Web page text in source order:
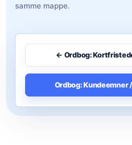
samme mappe.
← Ordbog:
Ordbog: Kundeemner